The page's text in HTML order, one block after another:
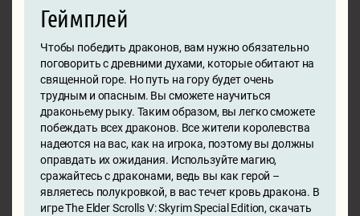
Геймплей
Чтобы победить драконов, вам нужно обязательно
поговорить с древними духами, которые обитают на
священной горе. Но путь на гору будет очень
трудным и опасным. Вы сможете научиться
драконьему рыку. Таким образом, вы легко сможете
побеждать всех драконов. Все жители королевства
надеются на вас, как на игрока, поэтому вы должны
оправдать их ожидания. Используйте магию,
сражайтесь с драконами, ведь вы как герой –
являетесь полукровкой, в вас течет кровь дракона. В
игре The Elder Scrolls V: Skyrim Special Edition, скачать